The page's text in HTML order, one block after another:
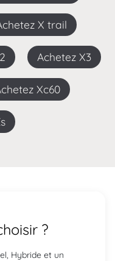
Achetez X trail
Achetez X3
Achetez Xc60
?
Hybride et un